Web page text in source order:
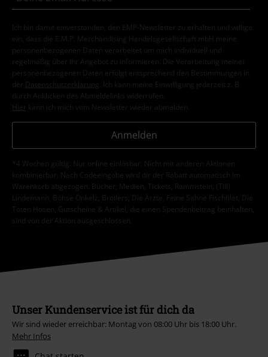
Ich bin damit einverstanden, den EMP-Newsletter zu erhalten und willige
ein, dass die E.M.P. Merchandising Handelsgesellschaft mbH meine
personenbezogenen Daten verarbeitet um mich individuell und
regelmäßig über ihr Angebot zu informieren. Die Verarbeitung meiner
personenbezogenen Daten erfolgt entsprechend den Bestimmungen in
der
Datenschutzerklärung
. Ich kann meine Einwilligung jederzeit z. B.
durch Anklicken des Abmeldelinks widerrufen.
Hier kann ich mich vom Newsletter wieder abmelden.
Anmelden
*4 Wochen gültig. Nur online einlösbar. Nicht mit anderen Aktionen
kombinierbar. Nach Codeeingabe wird dir der Rabatt automatisch im
Warenkorb abgezogen. Bücher, Medien, Tickets, Rammstein, (Till)
Lindemann, Böhse Onkelz, Broilers, Die Ärzte, Feine Sahne Fischfilet, Die
Toten Hosen, Gutscheine & Artikel, die einen Spendenbeitrag beinhalten,
sind von der Aktion ausgeschlossen.
Unser Kundenservice ist für dich da
Wir sind wieder erreichbar: Montag von 08:00 Uhr bis 18:00 Uhr.
Mehr Infos